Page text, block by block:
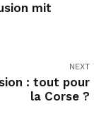
mit
NEXT
: tout pour
la Corse ?